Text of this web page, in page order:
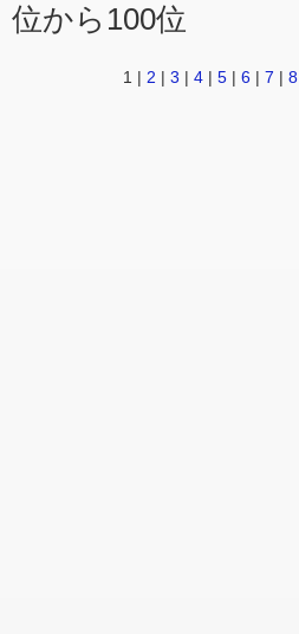
位から100位
1 | 2 | 3 | 4 | 5 | 6 | 7 | 8